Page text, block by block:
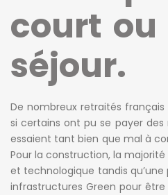
court
séjour.
De nombreux retraités
si certains ont pu se payer des
essaient tant bien que mal à
Pour la construction, la
et technologique tandis qu’une
infrastructures Green pour